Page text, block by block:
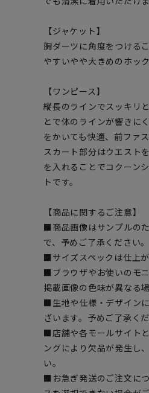
【ジャケット】
胸ダーツに角度をつける
やすいやや大きめのホッ
【ワンピース】
縦長のラインでスッキリ
とで体のラインが響きに
をかいても快適、前ファ
スカート部分はウエスト
を入れることでコクーン
トです。
【商品に関するご注意】
■商品画像はサンプルの
で、予めご了承ください。
■サイズスペックは仕上
■ブラウザやお使いのモ
掲載画像の色味が異なる
■生地や仕様・デザイン
ざいます。予めご了承くだ
■店舗や各モールサイト
ングにより欠品が発生し
い。
■お急ぎ発送のご注文に